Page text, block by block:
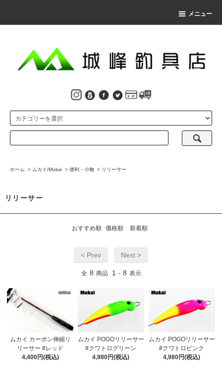
メニュー
ホーム > ムカイ/Mukai > 便利・小物 > リリーサー
リリーサー
おすすめ順 価格順 新着順
< Prev Next >
全 8 商品 1 - 8 表示
ムカイ カーボン伸縮リ
リーサー #レッド
4,400円(税込)
ムカイ POGOリリーサー
#クワトログリーン
4,980円(税込)
ムカイ POGOリリーサー
#クワトロピンク
4,980円(税込)